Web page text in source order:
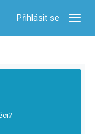
Přihlásit se